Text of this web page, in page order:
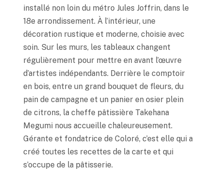
installé non loin du métro Jules Joffrin, dans le
18e arrondissement. À l’intérieur, une
décoration rustique et moderne, choisie avec
soin. Sur les murs, les tableaux changent
régulièrement pour mettre en avant l’œuvre
d’artistes indépendants. Derrière le comptoir
en bois, entre un grand bouquet de fleurs, du
pain de campagne et un panier en osier plein
de citrons, la cheffe pâtissière Takehana
Megumi nous accueille chaleureusement.
Gérante et fondatrice de Coloré, c’est elle qui a
créé toutes les recettes de la carte et qui
s’occupe de la pâtisserie.